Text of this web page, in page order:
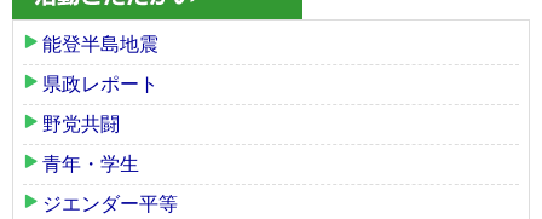
能登半島地震
県政レポート
野党共闘
青年・学生
ジエンダー平等